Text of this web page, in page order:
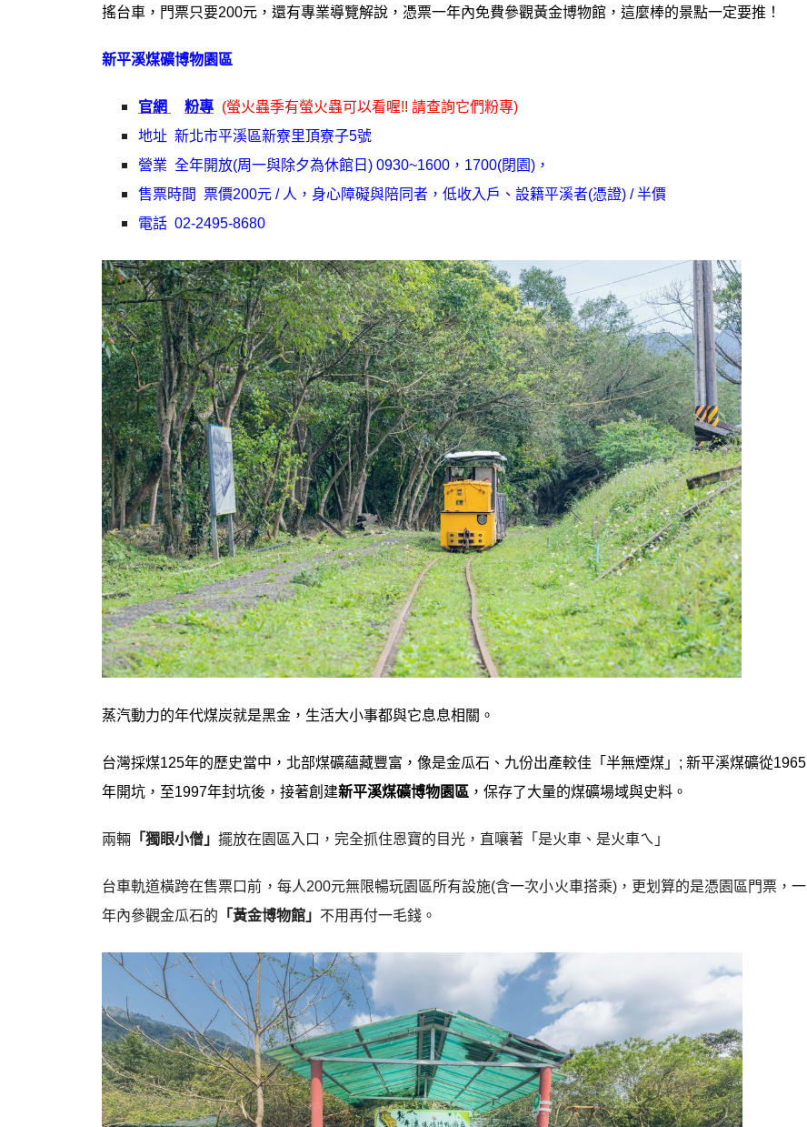
搖台車，門票只要200元，還有專業導覽解說，憑票一年內免費參觀黃金博物館，這麼棒的景點一定要推！
新平溪煤礦博物園區
官網 粉專 (螢火蟲季有螢火蟲可以看喔!! 請查詢它們粉專)
地址 新北市平溪區新寮里頂寮子5號
營業 全年開放(周一與除夕為休館日) 0930~1600，1700(閉園)，
售票時間 票價200元 / 人， 身心障礙與陪同者，低收入戶、設籍平溪者(憑證) / 半價
電話 02-2495-8680
蒸汽動力的年代煤炭就是黑金，生活大小事都與它息息相關。
台灣採煤125年的歷史當中，北部煤礦蘊藏豐富，像是金瓜石、九份出產較佳「半無煙煤」; 新平溪煤礦從1965
年開坑，至1997年封坑後，接著創建新平溪煤礦博物園區 ，保存了大量的煤礦場域與史料。
兩輛 「獨眼小僧」 擺放在園區入口，完全抓住恩寶的目光，直嚷著「是火車、是火車ㄟ」
台車軌道橫跨在售票口前，每人200元無限暢玩園區所有設施(含一次小火車搭乘)，更划算的是憑園區門票，一
年內參觀金瓜石的 「黃金博物館」 不用再付一毛錢。